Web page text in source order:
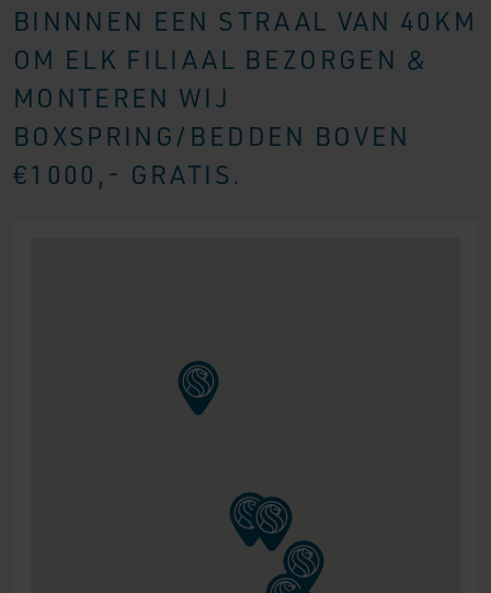
BINNNEN EEN STRAAL VAN 40KM
OM ELK FILIAAL BEZORGEN &
MONTEREN WIJ
BOXSPRING/BEDDEN BOVEN
€1000,- GRATIS.